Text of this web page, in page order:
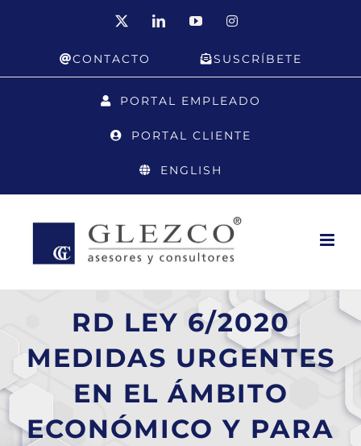
LinkedInYouTubeInstagram
CONTACTO SUSCRÍBETE
PORTAL EMPLEADO
PORTAL CLIENTE
ENGLISH
RD LEY 6/2020
MEDIDAS URGENTES
EN EL ÁMBITO
ECONÓMICO Y PARA